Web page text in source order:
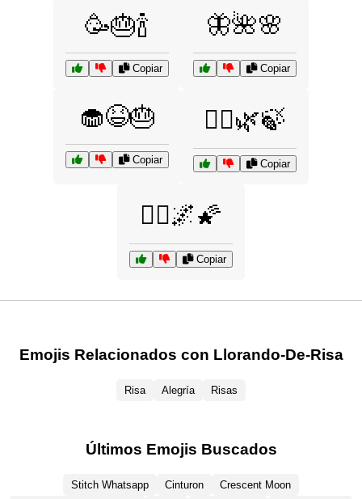
🥳🎂🍾
Copiar
🦋🌺🌸
Copiar
🧁😆🎂
Copiar
🧘‍♀️🌿🍃
Copiar
🧚‍♀️🌌🌠
Copiar
Emojis Relacionados con Llorando-De-Risa
Risa Alegría Risas
Últimos Emojis Buscados
Stitch Whatsapp Cinturon
Crescent Moon